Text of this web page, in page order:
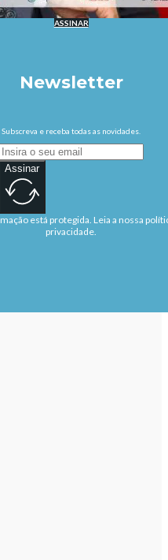
ASSINAR
Newsletter
Subscreva e receba todas as novidades.
Assinar
está protegida. Leia a nossa
privacidade.